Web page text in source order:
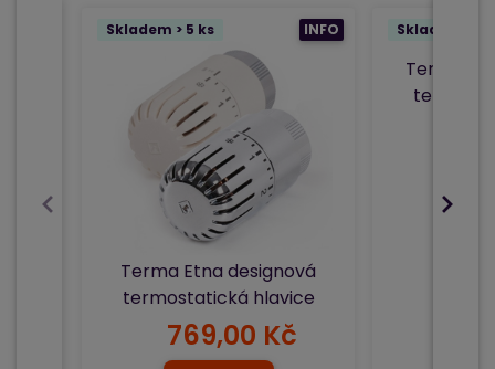
Skladem > 5 ks INFO
Terma Etna designová
termostatická hlavice
769,00 Kč
Skladem > 5
Terma